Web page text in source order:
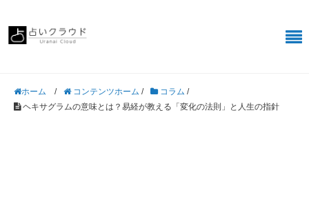
ホーム / コンテンツホーム / コラム /
ヘキサグラムの意味とは？易経が教える「変化の法則」と人生の指針